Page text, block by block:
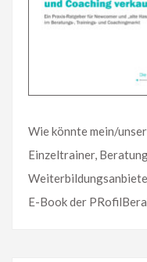
Wie könnte mein/
Einzeltrainer,
E-Book der